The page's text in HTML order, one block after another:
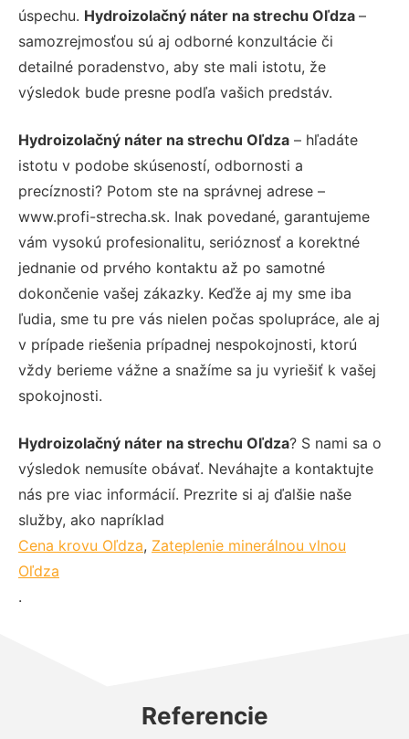
úspechu. Hydroizolačný náter na strechu Oľdza –
samozrejmosťou sú aj odborné konzultácie či
detailné poradenstvo, aby ste mali istotu, že
výsledok bude presne podľa vašich predstáv.
Hydroizolačný náter na strechu Oľdza – hľadáte
istotu v podobe skúseností, odbornosti a
precíznosti? Potom ste na správnej adrese –
www.profi-strecha.sk. Inak povedané, garantujeme
vám vysokú profesionalitu, serióznosť a korektné
jednanie od prvého kontaktu až po samotné
dokončenie vašej zákazky. Keďže aj my sme iba
ľudia, sme tu pre vás nielen počas spolupráce, ale aj
v prípade riešenia prípadnej nespokojnosti, ktorú
vždy berieme vážne a snažíme sa ju vyriešiť k vašej
spokojnosti.
Hydroizolačný náter na strechu Oľdza? S nami sa o
výsledok nemusíte obávať. Neváhajte a kontaktujte
nás pre viac informácií. Prezrite si aj ďalšie naše
služby, ako napríklad
Cena krovu Oľdza, Zateplenie minerálnou vlnou
Oľdza
.
Referencie